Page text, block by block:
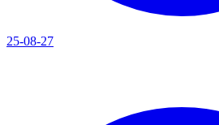
25-08-27